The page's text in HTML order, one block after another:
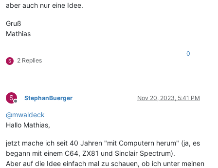
aber auch nur eine Idee.
Gruß
Mathias
S 2 Replies
0
S
Offline
StephanBuerger Nov 20, 2023, 5:41 PM
@mwaldeck
Hallo Mathias,
jetzt mache ich seit 40 Jahren "mit Computern herum" (ja, es
begann mit einem C64, ZX81 und Sinclair Spectrum).
Aber auf die Idee einfach mal zu schauen, ob ich unter meinen